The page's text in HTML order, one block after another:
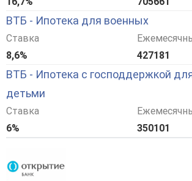
ВТБ - Ипотека для военных
Ставка
8,6%
427181
ВТБ - Ипотека с господдержкой
детьми
Ставка
6%
350101